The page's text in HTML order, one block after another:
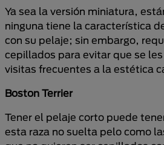
Ya sea la versión miniatura,
ninguna tiene la característica
con su pelaje; sin embargo,
cepillados para evitar que se
visitas frecuentes a la estética
Boston Terrier
Tener el pelaje corto puede
esta raza no suelta pelo como